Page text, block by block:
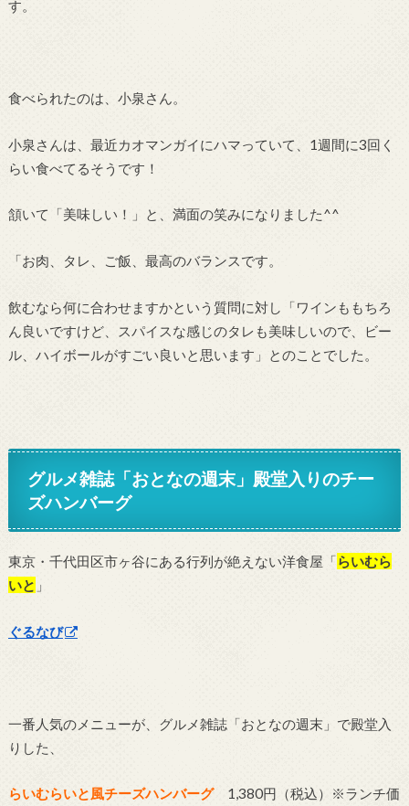
す。
食べられたのは、小泉さん。
小泉さんは、最近カオマンガイにハマっていて、1週間に3回く
らい食べてるそうです！
頷いて「美味しい！」と、満面の笑みになりました^^
「お肉、タレ、ご飯、最高のバランスです。
飲むなら何に合わせますかという質問に対し「ワインももちろ
ん良いですけど、スパイスな感じのタレも美味しいので、ビー
ル、ハイボールがすごい良いと思います」とのことでした。
グルメ雑誌「おとなの週末」殿堂入りのチー
ズハンバーグ
東京・千代田区市ヶ谷にある行列が絶えない洋食屋「らいむら
いと 」
ぐるなび
一番人気のメニューが、グルメ雑誌「おとなの週末」で殿堂入
りした、
らいむらいと風チーズハンバーグ1,380円（税込）※ランチ価